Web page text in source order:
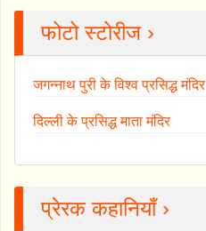
फोटो स्टोरीज ›
जगन्नाथ पुरी के विश्व प्रसिद्ध मंदिर
दिल्ली के प्रसिद्ध माता मंदिर
प्रेरक कहानियाँ ›